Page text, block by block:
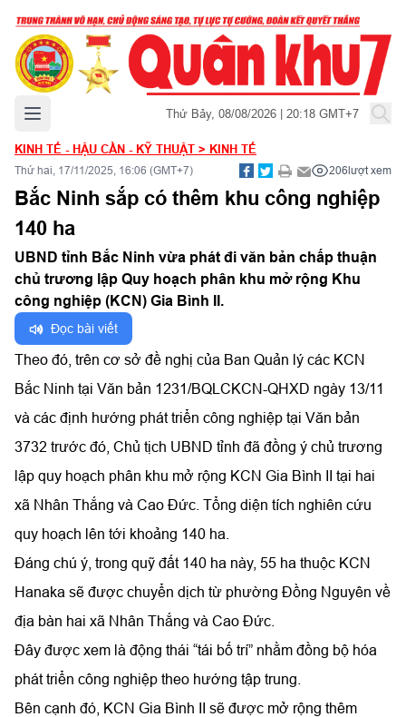
Mở menu chính Thứ Bảy, 08/08/2026 | 20:18 GMT+7
KINH TẾ - HẬU CẦN - KỸ THUẬT > KINH TẾ
Thứ hai, 17/11/2025, 16:06 (GMT+7) 206lượt xem
Bắc Ninh sắp có thêm khu công nghiệp
140 ha
UBND tỉnh Bắc Ninh vừa phát đi văn bản chấp thuận
chủ trương lập Quy hoạch phân khu mở rộng Khu
công nghiệp (KCN) Gia Bình II.
Đọc bài viết
Theo đó, trên cơ sở đề nghị của Ban Quản lý các KCN
Bắc Ninh tại Văn bản 1231/BQLCKCN-QHXD ngày 13/11
và các định hướng phát triển công nghiệp tại Văn bản
3732 trước đó, Chủ tịch UBND tỉnh đã đồng ý chủ trương
lập quy hoạch phân khu mở rộng KCN Gia Bình II tại hai
xã Nhân Thắng và Cao Đức. Tổng diện tích nghiên cứu
quy hoạch lên tới khoảng 140 ha.
Đáng chú ý, trong quỹ đất 140 ha này, 55 ha thuộc KCN
Hanaka sẽ được chuyển dịch từ phường Đồng Nguyên về
địa bàn hai xã Nhân Thắng và Cao Đức.
Đây được xem là động thái “tái bố trí” nhằm đồng bộ hóa
phát triển công nghiệp theo hướng tập trung.
Bên cạnh đó, KCN Gia Bình II sẽ được mở rộng thêm